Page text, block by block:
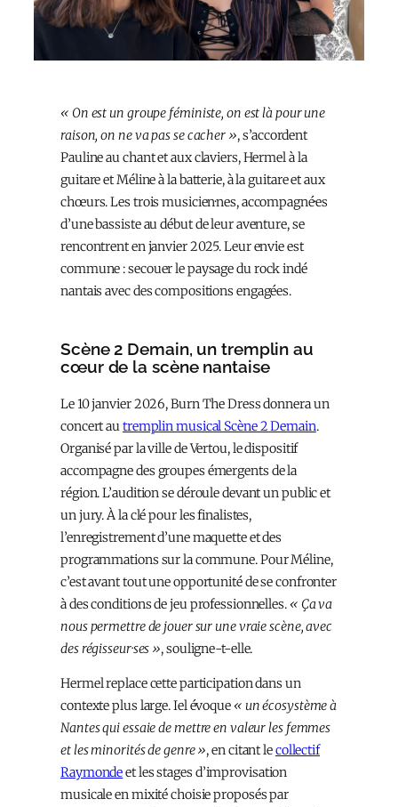
« On est un groupe féministe, on est là pour une
raison, on ne va pas se cacher », s’accordent
Pauline au chant et aux claviers, Hermel à la
guitare et Méline à la batterie, à la guitare et aux
chœurs. Les trois musicien·nes, accompagné·es
d’une bassiste au début de leur aventure, se
rencontrent en janvier 2025. Leur envie est
commune : secouer le paysage du rock indé
nantais avec des compositions engagées.
Scène 2 Demain, un tremplin au
cœur de la scène nantaise
Le 10 janvier 2026, Burn The Dress donnera un
concert autremplin musical Scène 2 Demain.
Organisé par la ville de Vertou, le dispositif
accompagne des groupes émergents de la
région. L’audition se déroule devant un public et
un jury. À la clé pour les finalistes,
l’enregistrement d’une maquette et des
programmations sur la commune. Pour Méline,
c’est avant tout une opportunité de se confronter
à des conditions de jeu professionnelles.« Ça va
nous permettre de jouer sur une vraie scène, avec
des régisseur·ses », souligne-t-elle.
Hermel replace cette participation dans un
contexte plus large. Iel évoque« un écosystème à
Nantes qui essaie de mettre en valeur les femmes
et les minorités de genre », en citant lecollectif
Raymondeet les stages d’improvisation
musicale en mixité choisie proposés par